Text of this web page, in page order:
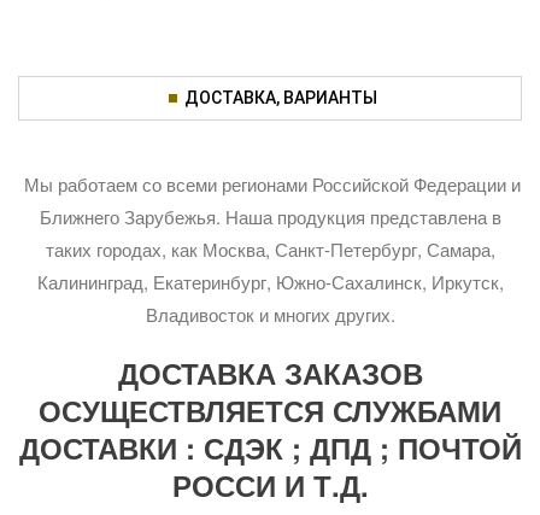
ДОСТАВКА, ВАРИАНТЫ
Мы работаем со всеми регионами Российской Федерации и
Ближнего Зарубежья. Наша продукция представлена в
таких городах, как Москва, Санкт-Петербург, Самара,
Калининград, Екатеринбург, Южно-Сахалинск, Иркутск,
Владивосток и многих других.
ДОСТАВКА ЗАКАЗОВ
ОСУЩЕСТВЛЯЕТСЯ СЛУЖБАМИ
ДОСТАВКИ : СДЭК ; ДПД ; ПОЧТОЙ
РОССИ И Т.Д.